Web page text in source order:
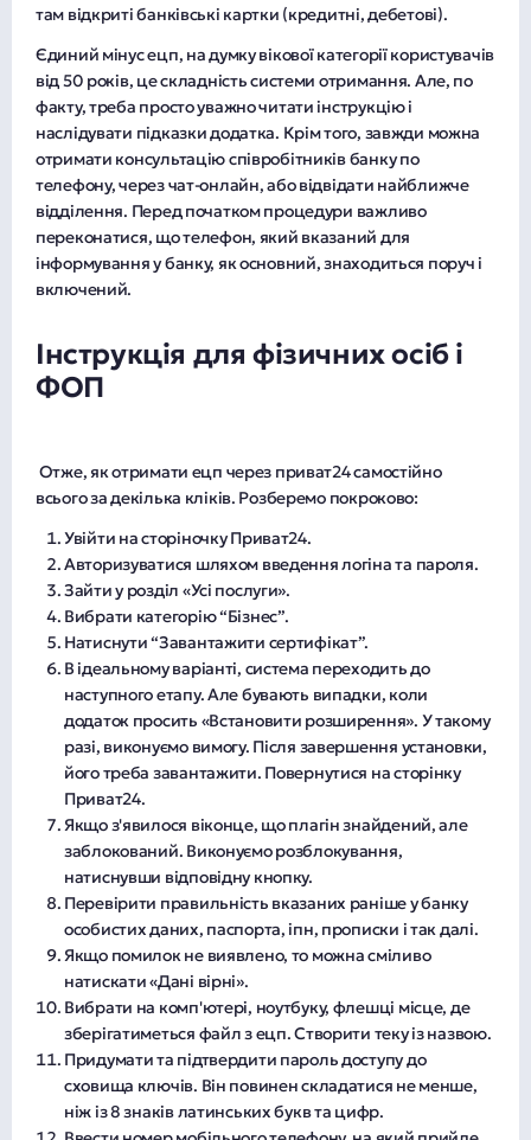
там відкриті банківські картки (кредитні, дебетові).
Єдиний мінус ецп, на думку вікової категорії користувачів
від 50 років, це складність системи отримання. Але, по
факту, треба просто уважно читати інструкцію і
наслідувати підказки додатка. Крім того, завжди можна
отримати консультацію співробітників банку по
телефону, через чат-онлайн, або відвідати найближче
відділення. Перед початком процедури важливо
переконатися, що телефон, який вказаний для
інформування у банку, як основний, знаходиться поруч і
включений.
Інструкція для фізичних осіб і
ФОП
Отже, як отримати ецп через приват24 самостійно
всього за декілька кліків. Розберемо покроково:
Увійти на сторіночку Приват24.
Авторизуватися шляхом введення логіна та пароля.
Зайти у розділ «Усі послуги».
Вибрати категорію “Бізнес”.
Натиснути “Завантажити сертифікат”.
В ідеальному варіанті, система переходить до
наступного етапу. Але бувають випадки, коли
додаток просить «Встановити розширення». У такому
разі, виконуємо вимогу. Після завершення установки,
його треба завантажити. Повернутися на сторінку
Приват24.
Якщо з'явилося віконце, що плагін знайдений, але
заблокований. Виконуємо розблокування,
натиснувши відповідну кнопку.
Перевірити правильність вказаних раніше у банку
особистих даних, паспорта, іпн, прописки і так далі.
Якщо помилок не виявлено, то можна сміливо
натискати «Дані вірні».
Вибрати на комп'ютері, ноутбуку, флешці місце, де
зберігатиметься файл з ецп. Створити теку із назвою.
Придумати та підтвердити пароль доступу до
сховища ключів. Він повинен складатися не менше,
ніж із 8 знаків латинських букв та цифр.